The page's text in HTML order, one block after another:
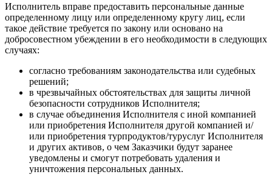
Исполнитель вправе предоставить персональные данные
определенному лицу или определенному кругу лиц, если
такое действие требуется по закону или основано на
добросовестном убеждении в его необходимости в следующих
случаях:
согласно требованиям законодательства или судебных
решений;
в чрезвычайных обстоятельствах для защиты личной
безопасности сотрудников Исполнителя;
в случае объединения Исполнителя с иной компанией
или приобретения Исполнителя другой компанией и/
или приобретения турпродуктов/туруслуг Исполнителя
и других активов, о чем Заказчики будут заранее
уведомлены и смогут потребовать удаления и
уничтожения персональных данных.